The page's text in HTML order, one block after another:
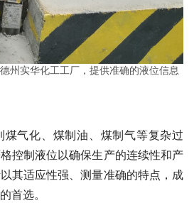
州实华化工工厂，提供准确的液位信息
气化、煤制油、煤制气等复杂过
控制液位以确保生产的连续性和产
其适应性强、测量准确的特点，成
首选。